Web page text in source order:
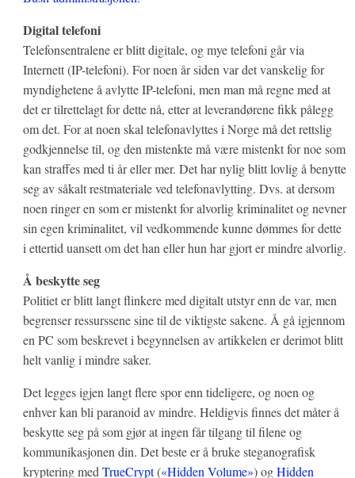
Digital telefoni
Telefonsentralene er blitt digitale, og mye telefoni går via
Internett (IP-telefoni). For noen år siden var det vanskelig for
myndighetene å avlytte IP-telefoni, men man må regne med at
det er tilrettelagt for dette nå, etter at leverandørene fikk pålegg
om det. For at noen skal telefonavlyttes i Norge må det rettslig
godkjennelse til, og den mistenkte må være mistenkt for noe som
kan straffes med ti år eller mer. Det har nylig blitt lovlig å benytte
seg av såkalt restmateriale ved telefonavlytting. Dvs. at dersom
noen ringer en som er mistenkt for alvorlig kriminalitet og nevner
sin egen kriminalitet, vil vedkommende kunne dømmes for dette
i ettertid uansett om det han eller hun har gjort er mindre alvorlig.
Å beskytte seg
Politiet er blitt langt flinkere med digitalt utstyr enn de var, men
begrenser ressurssene sine til de viktigste sakene. Å gå igjennom
en PC som beskrevet i begynnelsen av artikkelen er derimot blitt
helt vanlig i mindre saker.
Det legges igjen langt flere spor enn tideligere, og noen og
enhver kan bli paranoid av mindre. Heldigvis finnes det måter å
beskytte seg på som gjør at ingen får tilgang til filene og
kommunikasjonen din. Det beste er å bruke steganografisk
kryptering med TrueCrypt(«Hidden Volume») ogHidden